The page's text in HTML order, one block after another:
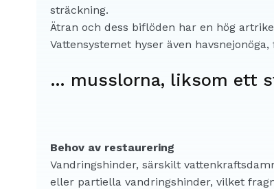
sträckning.
Ätran och dess biflöden har en hög
Vattensystemet hyser även
… musslorna, liksom ett
Behov av restaurering
Vandringshinder, särskilt
eller partiella vandringshinder, vilket